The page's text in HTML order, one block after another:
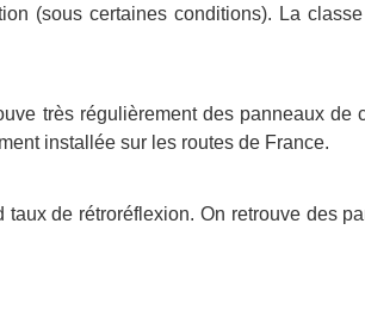
(sous certaines conditions). La
très régulièrement des panneaux
installée sur les routes de France.
de rétroréflexion. On retrouve des